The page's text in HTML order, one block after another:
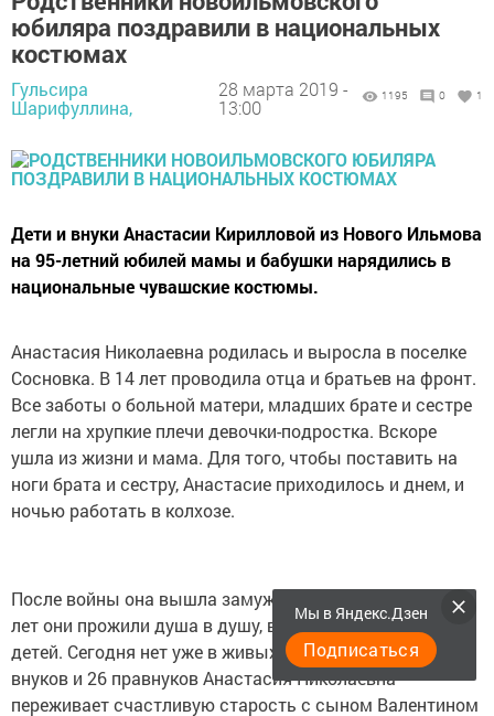
юбиляра поздравили в национальных
костюмах
Гульсира
Шарифуллина,
28 марта 2019 -
13:00
1195 0 1
Дети и внуки Анастасии Кирилловой из Нового Ильмова
на 95-летний юбилей мамы и бабушки нарядились в
национальные чувашские костюмы.
Анастасия Николаевна родилась и выросла в поселке
Сосновка. В 14 лет проводила отца и братьев на фронт.
Все заботы о больной матери, младших брате и сестре
легли на хрупкие плечи девочки-подростка. Вскоре
ушла из жизни и мама. Для того, чтобы поставить на
ноги брата и сестру, Анастасие приходилось и днем, и
ночью работать в колхозе.
После войны она вышла замуж за Петра Кириллова. 45
лет они прожили душа в душу, воспитали шестерых
детей. Сегодня нет уже в живых ее мужа. А бабушка 18
внуков и 26 правнуков Анастасия Николаевна
переживает счастливую старость с сыном Валентином
Мы в Яндекс.Дзен
Подписаться